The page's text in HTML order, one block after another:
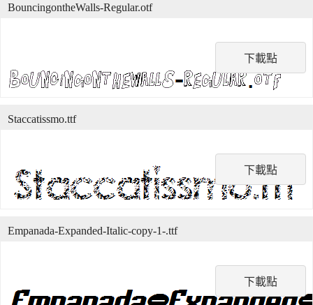
下載點
BouncingontheWalls-Regular.otf
下載點
Staccatissmo.ttf
下載點
Empanada-Expanded-Italic-copy-1-.ttf